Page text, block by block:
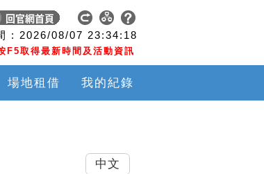
: 2026/08/07 23:34:18
F5取得最新時間及活動資訊
場地租借 我的紀錄